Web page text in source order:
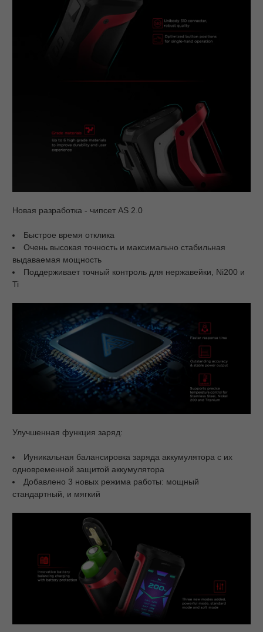
Новая разработка - чипсет AS 2.0
Быстрое время отклика
Очень высокая точность и максимально стабильная
выдаваемая мощность
Поддерживает точный контроль для нержавейки, Ni200 и
Ti
Улучшенная функция заряд:
Иуникальная балансировка заряда аккумулятора с их
одновременной защитой аккумулятора
Добавлено 3 новых режима работы: мощный
стандартный, и мягкий